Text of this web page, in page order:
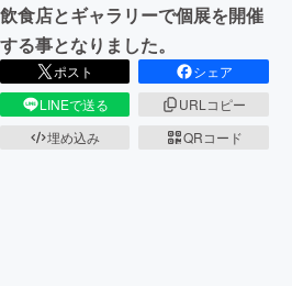
飲食店とギャラリーで個展を開催
する事となりました。
ポスト
シェア
LINEで送る
URLコピー
埋め込み
QRコード